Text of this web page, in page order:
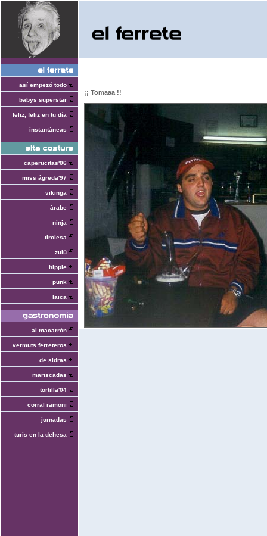
así empezó todo
babys superstar
feliz, feliz en tu día
instantáneas
caperucitas'06
miss ágreda'97
vikinga
árabe
ninja
tirolesa
zulú
hippie
punk
laica
al macarrón
vermuts ferreteros
de sidras
mariscadas
tortilla'04
corral ramoni
jornadas
turis en la dehesa
¡¡ Tomaaa !!